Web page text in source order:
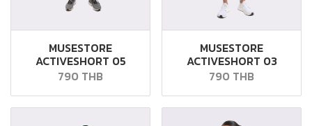
MUSESTORE
ACTIVESHORT 05
790 THB
MUSESTORE
ACTIVESHORT 03
790 THB